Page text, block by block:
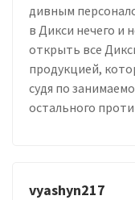
дивным
в Дикси нечего и
открыть все
продукцией,
судя по
остального
vyashyn217